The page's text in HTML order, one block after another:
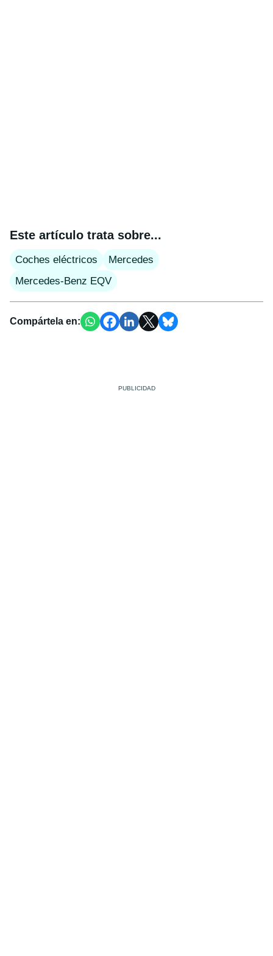
Este artículo trata sobre...
Coches eléctricos
Mercedes
Mercedes-Benz EQV
Compártela en: